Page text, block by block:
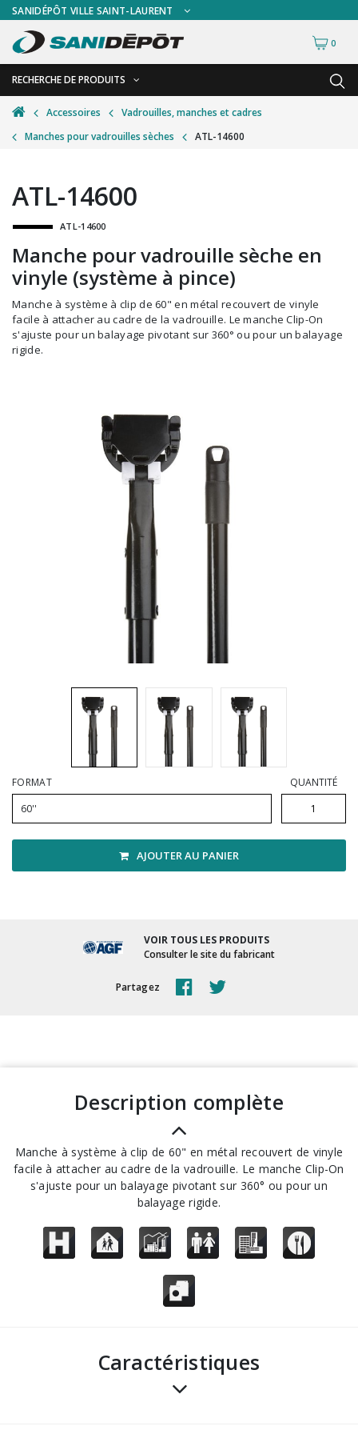
SANIDÉPÔT VILLE SAINT-LAURENT
0
RECHERCHE DE PRODUITS
RETOUR
Accessoires de sécurité
Accessoires pour le lavage de mur
Accessoires pour salles de bain
Alimentaire
Autres accessoires
Balais et porte-poussières
Bouteilles et vaporisateurs
Chariots et manutention
Distributrices et supports
Grattoirs, moutons et racloirs pour vitres/planchers
Guenilles et éponges
Hygiène personnelle
Microfibres et linges divers
Tampons, porte-tampons et manches
Vadrouilles, manches et cadres
RETOUR
Gants
Plexiglas
Signalisations
Test de diagnostic
Thermomètre
Vêtements de sécurité
Accessoires
Vadrouilles, manches et cadres
Manches pour vadrouilles sèches
ATL-14600
ATL-14600
ATL-14600
Manche pour vadrouille sèche en
vinyle (système à pince)
Manche à système à clip de 60" en métal recouvert de vinyle
facile à attacher au cadre de la vadrouille. Le manche Clip-On
s'ajuste pour un balayage pivotant sur 360° ou pour un balayage
rigide.
FORMAT
60''
QUANTITÉ
AJOUTER AU PANIER
VOIR TOUS LES PRODUITS
Consulter le site du fabricant
Partagez
description complète
Manche à système à clip de 60" en métal recouvert de vinyle
facile à attacher au cadre de la vadrouille. Le manche Clip-On
s'ajuste pour un balayage pivotant sur 360° ou pour un
balayage rigide.
Caractéristiques